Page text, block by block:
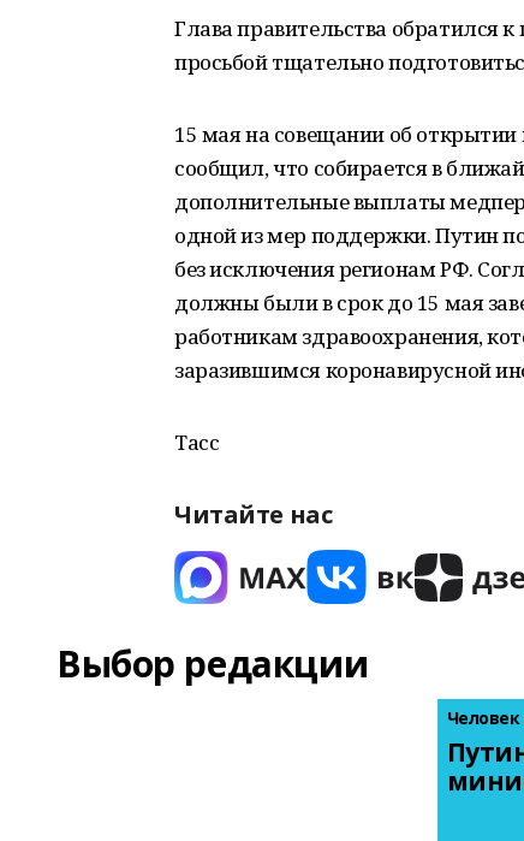
Глава правительства
просьбой тщательно
15 мая на совещании об
сообщил, что собирается в
дополнительные выплаты
одной из мер поддержки. Путин
без исключения регионам РФ.
должны были в срок до 15 мая
работникам здравоохранения,
заразившимся коронавирусной
Тасс
Читайте нас
Выбор редакции